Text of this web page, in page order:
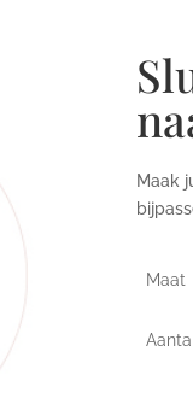
Maak
Maat
Aantal